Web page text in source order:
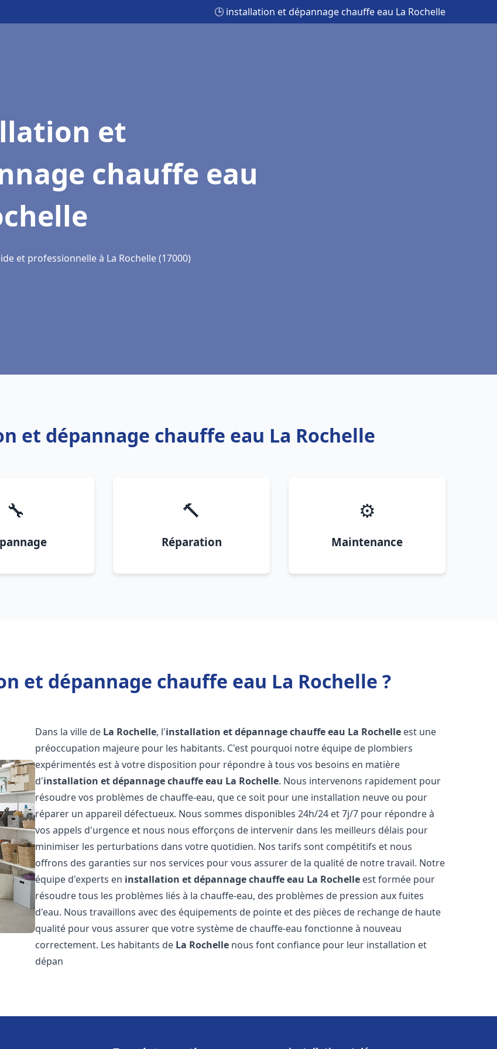
🕒 installation et dépannage chauffe eau La Rochelle
et
chauffe eau
et professionnelle à La Rochelle (17000)
et dépannage chauffe eau La Rochelle
🔧 🔨
Réparation
⚙️
Maintenance
et dépannage chauffe eau La Rochelle ?
Dans la ville de La Rochelle, l'installation et dépannage chauffe eau La Rochelle est une
préoccupation majeure pour les habitants. C'est pourquoi notre équipe de plombiers
expérimentés est à votre disposition pour répondre à tous vos besoins en matière
d'installation et dépannage chauffe eau La Rochelle. Nous intervenons rapidement pour
résoudre vos problèmes de chauffe-eau, que ce soit pour une installation neuve ou pour
réparer un appareil défectueux. Nous sommes disponibles 24h/24 et 7j/7 pour répondre à
vos appels d'urgence et nous nous efforçons de intervenir dans les meilleurs délais pour
minimiser les perturbations dans votre quotidien. Nos tarifs sont compétitifs et nous
offrons des garanties sur nos services pour vous assurer de la qualité de notre travail. Notre
équipe d'experts en installation et dépannage chauffe eau La Rochelle est formée pour
résoudre tous les problèmes liés à la chauffe-eau, des problèmes de pression aux fuites
d'eau. Nous travaillons avec des équipements de pointe et des pièces de rechange de haute
qualité pour vous assurer que votre système de chauffe-eau fonctionne à nouveau
correctement. Les habitants de La Rochelle nous font confiance pour leur installation et
dépan